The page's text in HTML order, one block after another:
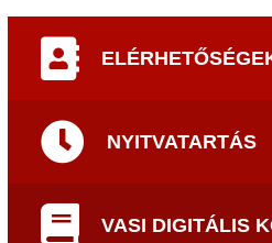
NYITVATARTÁS
VASI DIGITÁLIS